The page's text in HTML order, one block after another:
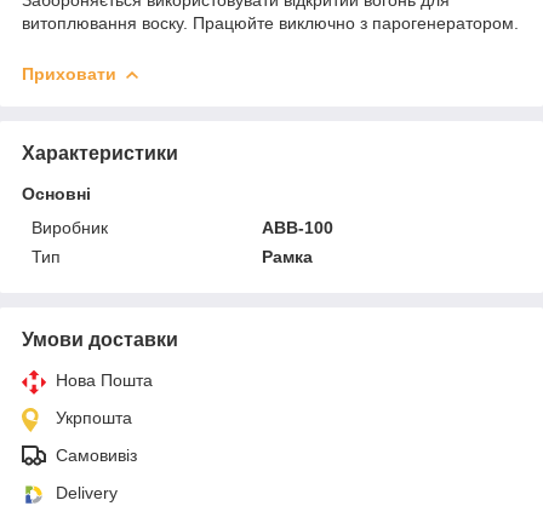
витоплювання воску. Працюйте виключно з парогенератором.
Приховати
Характеристики
Основні
Виробник
АВВ-100
Тип
Рамка
Умови доставки
Нова Пошта
Укрпошта
Самовивіз
Delivery